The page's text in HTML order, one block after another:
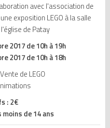
avec l'association de
exposition LEGO à la salle
de Patay
2017 de 10h à 19h
2017 de 10h à 18h
de LEGO
: 2€
de 14 ans